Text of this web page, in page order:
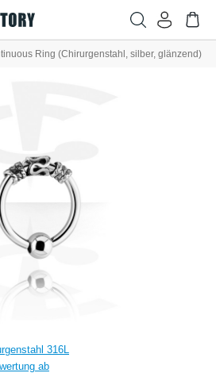
Ring (Chirurgenstahl, silber, glänzend)
316L
ab